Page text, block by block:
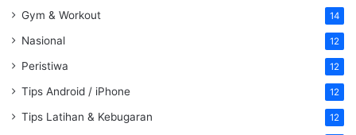
Gym & Workout 14
Nasional 12
Peristiwa 12
Tips Android / iPhone 12
Tips Latihan & Kebugaran 12